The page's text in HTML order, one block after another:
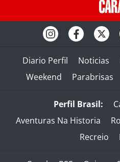
Diario Perfil Noticias
Weekend
Parabrisas
Perfil Brasil:
Aventuras Na Historia
Recreio